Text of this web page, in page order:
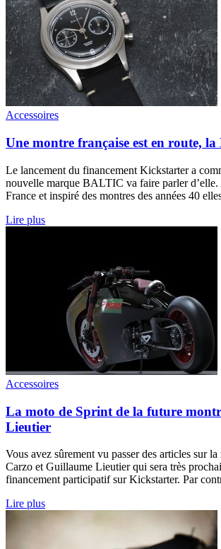
Accessoires
Une montre française est en route,
Le lancement du financement Kickstarter a
nouvelle marque BALTIC va faire parler d’elle.
France et inspiré des montres des années 40
Lire plus
Accessoires
La moto de Sprint de la future
Lieutier
Vous avez sûrement vu passer des articles sur
Carzo et Guillaume Lieutier qui sera très
financement participatif sur Kickstarter. Par
Lire plus